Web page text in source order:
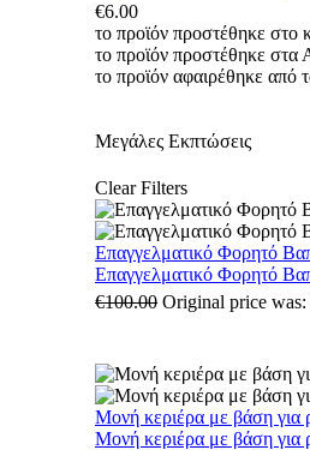
€6.00
το προϊόν προστέθηκε στο
το προϊόν προστέθηκε στα
το προϊόν αφαιρέθηκε από
Μεγάλες Εκπτώσεις
Clear Filters
Επαγγελματικό Φορητό
Επαγγελματικό Φορητό
€100.00 Original price was:
Μονή κεριέρα με βάση
Μονή κεριέρα με βάση